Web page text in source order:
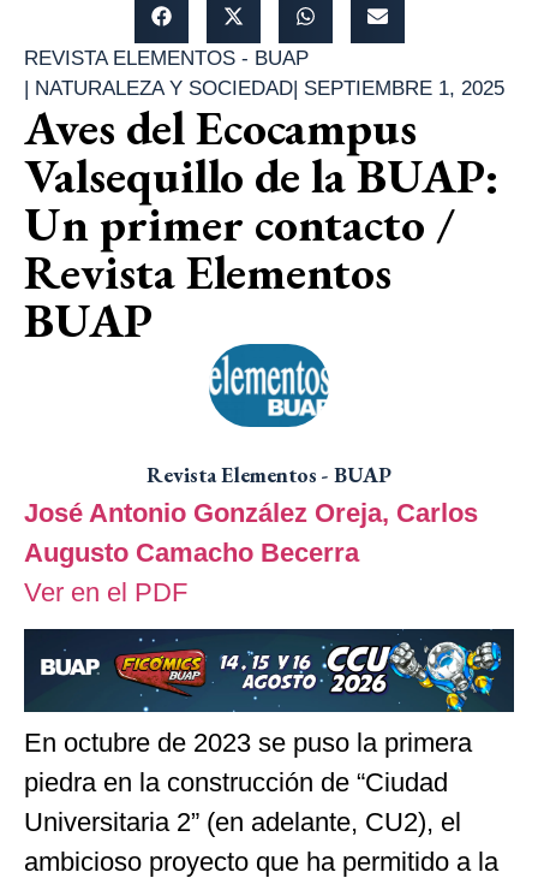
REVISTA ELEMENTOS - BUAP
| NATURALEZA Y SOCIEDAD| SEPTIEMBRE 1, 2025
Aves del Ecocampus
Valsequillo de la BUAP:
Un primer contacto /
Revista Elementos
BUAP
Revista Elementos - BUAP
José Antonio González Oreja, Carlos
Augusto Camacho Becerra
Ver en el PDF
En octubre de 2023 se puso la primera
piedra en la construcción de “Ciudad
Universitaria 2” (en adelante, CU2), el
ambicioso proyecto que ha permitido a la